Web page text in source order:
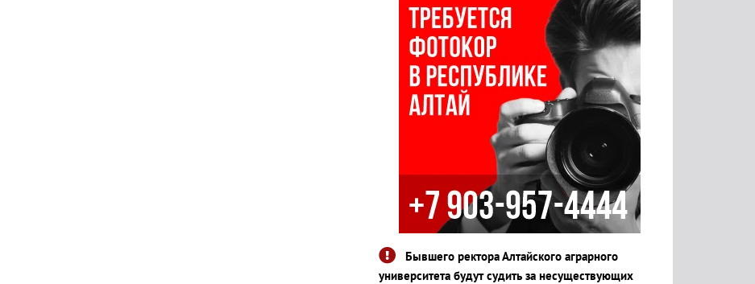
Бывшего ректора Алтайского аграрного
университета будут судить за несуществующих